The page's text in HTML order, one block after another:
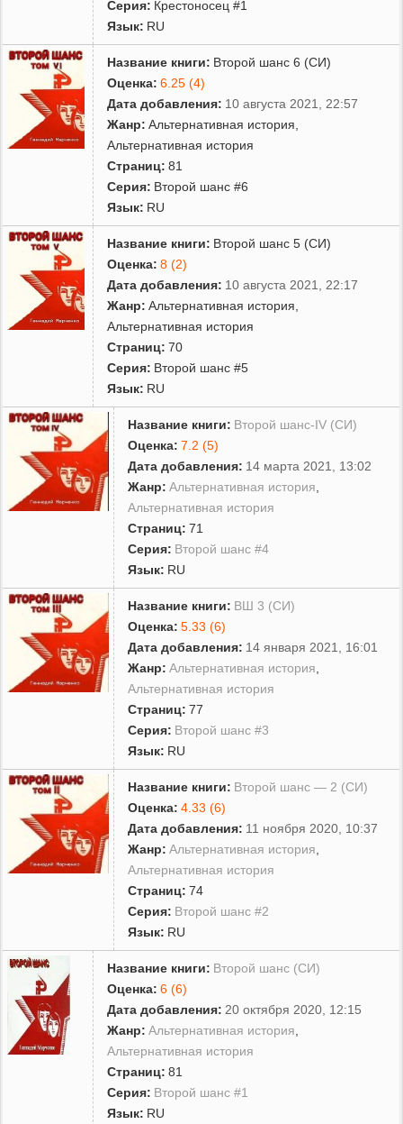
Серия: Крестоносец #1
Язык: RU
Название книги: Второй шанс 6 (СИ)
Оценка: 6.25 (4)
Дата добавления: 10 августа 2021, 22:57
Жанр: Альтернативная история
Альтернативная история
Страниц: 81
Серия: Второй шанс #6
Язык: RU
Название книги: Второй шанс 5 (СИ)
Оценка: 8 (2)
Дата добавления: 10 августа 2021, 22:17
Жанр: Альтернативная история
Альтернативная история
Страниц: 70
Серия: Второй шанс #5
Язык: RU
Название книги: Второй шанс-IV (СИ)
Оценка: 7.2 (5)
Дата добавления: 14 марта 2021, 13:02
Жанр: Альтернативная история
Альтернативная история
Страниц: 71
Серия: Второй шанс #4
Язык: RU
Название книги: ВШ 3 (СИ)
Оценка: 5.33 (6)
Дата добавления: 14 января 2021, 16:01
Жанр: Альтернативная история
Альтернативная история
Страниц: 77
Серия: Второй шанс #3
Язык: RU
Название книги: Второй шанс — 2 (СИ)
Оценка: 4.33 (6)
Дата добавления: 11 ноября 2020, 10:37
Жанр: Альтернативная история
Альтернативная история
Страниц: 74
Серия: Второй шанс #2
Язык: RU
Название книги: Второй шанс (СИ)
Оценка: 6 (6)
Дата добавления: 20 октября 2020, 12:15
Жанр: Альтернативная история
Альтернативная история
Страниц: 81
Серия: Второй шанс #1
Язык: RU